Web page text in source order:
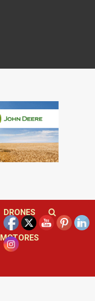
DRONES
MOTORES